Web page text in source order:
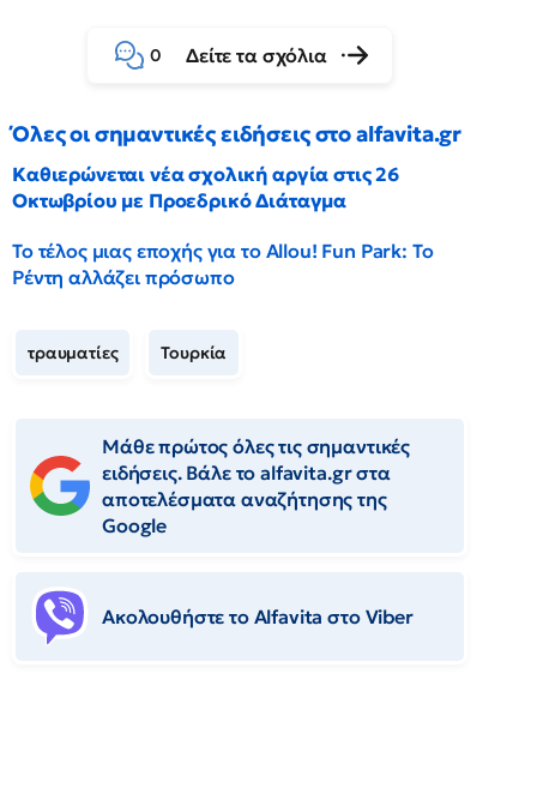
0 Δείτε τα σχόλια
Όλες οι σημαντικές ειδήσεις στο alfavita.gr
Καθιερώνεται νέα σχολική αργία στις 26
Οκτωβρίου με Προεδρικό Διάταγμα
Το τέλος μιας εποχής για το Allou! Fun Park: Το
Ρέντη αλλάζει πρόσωπο
τραυματίες Τουρκία
Μάθε πρώτος όλες τις σημαντικές
ειδήσεις. Βάλε το alfavita.gr στα
αποτελέσματα αναζήτησης της
Google
Ακολουθήστε το Αlfavita στο Viber